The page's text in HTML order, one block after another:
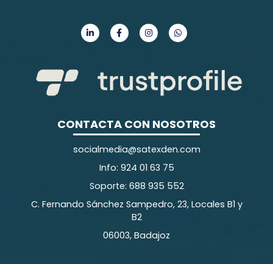
CONTACTA CON NOSOTROS
socialmedia@satexden.com
Info: 924 01 63 75
Soporte: 688 935 552
C. Fernando Sánchez Sampedro, 23, Locales B1 y
B2
06003, Badajoz